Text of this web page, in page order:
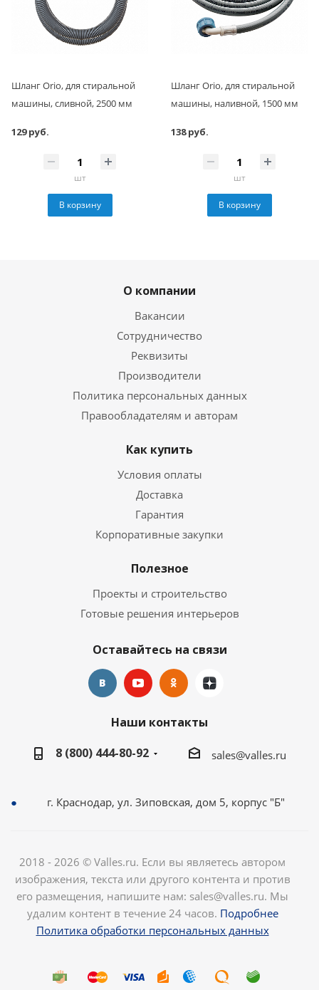
Шланг Orio, для стиральной
машины, сливной, 2500 мм
129 руб.
шт
В корзину
Шланг Orio, для стиральной
машины, наливной, 1500 мм
138 руб.
шт
В корзину
О компании
Вакансии
Сотрудничество
Реквизиты
Производители
Политика персональных данных
Правообладателям и авторам
Как купить
Условия оплаты
Доставка
Гарантия
Корпоративные закупки
Полезное
Проекты и строительство
Готовые решения интерьеров
Оставайтесь на связи
Наши контакты
8 (800) 444-80-92
sales@valles.ru
г. Краснодар, ул. Зиповская, дом 5, корпус "Б"
2018 - 2026 © Valles.ru. Если вы являетесь автором
изображения, текста или другого контента и против
его размещения, напишите нам: sales@valles.ru. Мы
удалим контент в течение 24 часов. Подробнее
Политика обработки персональных данных